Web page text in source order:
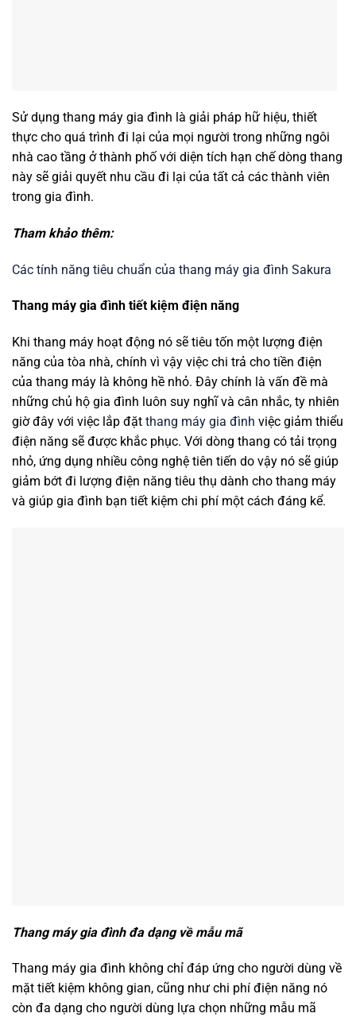
Sử dụng thang máy gia đình là giải pháp hữ hiệu, thiết
thực cho quá trình đi lại của mọi người trong những ngôi
nhà cao tầng ở thành phố với diện tích hạn chế dòng thang
này sẽ giải quyết nhu cầu đi lại của tất cả các thành viên
trong gia đình.
Tham khảo thêm:
Các tính năng tiêu chuẩn của thang máy gia đình Sakura
Thang máy gia đình tiết kiệm điện năng
Khi thang máy hoạt động nó sẽ tiêu tốn một lượng điện
năng của tòa nhà, chính vì vậy việc chi trả cho tiền điện
của thang máy là không hề nhỏ. Đây chính là vấn đề mà
những chủ hộ gia đình luôn suy nghĩ và cân nhắc, ty nhiên
giờ đây với việc lắp đặt thang máy gia đình việc giảm thiểu
điện năng sẽ được khắc phục. Với dòng thang có tải trọng
nhỏ, ứng dụng nhiều công nghệ tiên tiến do vậy nó sẽ giúp
giảm bớt đi lượng điện năng tiêu thụ dành cho thang máy
và giúp gia đình bạn tiết kiệm chi phí một cách đáng kể.
Thang máy gia đình đa dạng về mẫu mã
Thang máy gia đình không chỉ đáp ứng cho người dùng về
mặt tiết kiệm không gian, cũng như chi phí điện năng nó
còn đa dạng cho người dùng lựa chọn những mẫu mã